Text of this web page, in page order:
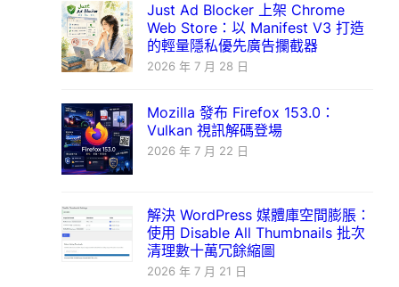
Just Ad Blocker 上架 Chrome
Web Store：以 Manifest V3 打造
的輕量隱私優先廣告攔截器
2026 年 7 月 28 日
Mozilla 發布 Firefox 153.0：
Vulkan 視訊解碼登場
2026 年 7 月 22 日
解決 WordPress 媒體庫空間膨脹：
使用 Disable All Thumbnails 批次
清理數十萬冗餘縮圖
2026 年 7 月 21 日